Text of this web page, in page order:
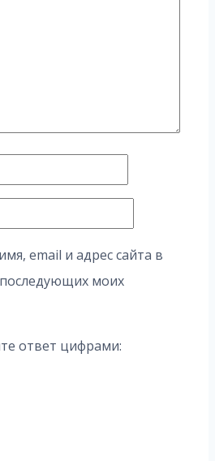
email и адрес сайта в
моих
ответ цифрами: